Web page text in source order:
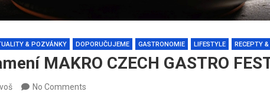
& POZVÁNKY DOPORUČUJEME GASTRONOMIE LIFESTYLE RECEPTY
MAKRO CZECH GASTRO
No Comments